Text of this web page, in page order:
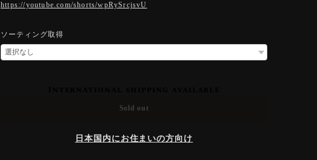
https://youtube.com/shorts/wpRySrcjsvU
ソーティング取得
Sold out
日本国内にお住まいの方向け